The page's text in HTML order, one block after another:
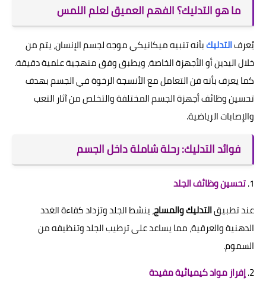
ما هو التدليك؟ الفهم العميق لعلم اللمس
يُعرفالتدليكبأنه تنبيه ميكانيكي موجه لجسم الإنسان، يتم من
خلال اليدين أو الأجهزة الخاصة، ويطبق وفق منهجية علمية دقيقة.
كما يعرف بأنه فن التعامل مع الأنسجة الرخوة في الجسم بهدف
تحسين وظائف أجهزة الجسم المختلفة والتخلص من آثار التعب
والإصابات الرياضية.
فوائد التدليك: رحلة شاملة داخل الجسم
1. تحسين وظائف الجلد
عند تطبيقالتدليك والمساج، ينشط الجلد وتزداد كفاءة الغدد
الدهنية والعرقية، مما يساعد على ترطيب الجلد وتنظيفه من
السموم.
2. إفراز مواد كيميائية مفيدة